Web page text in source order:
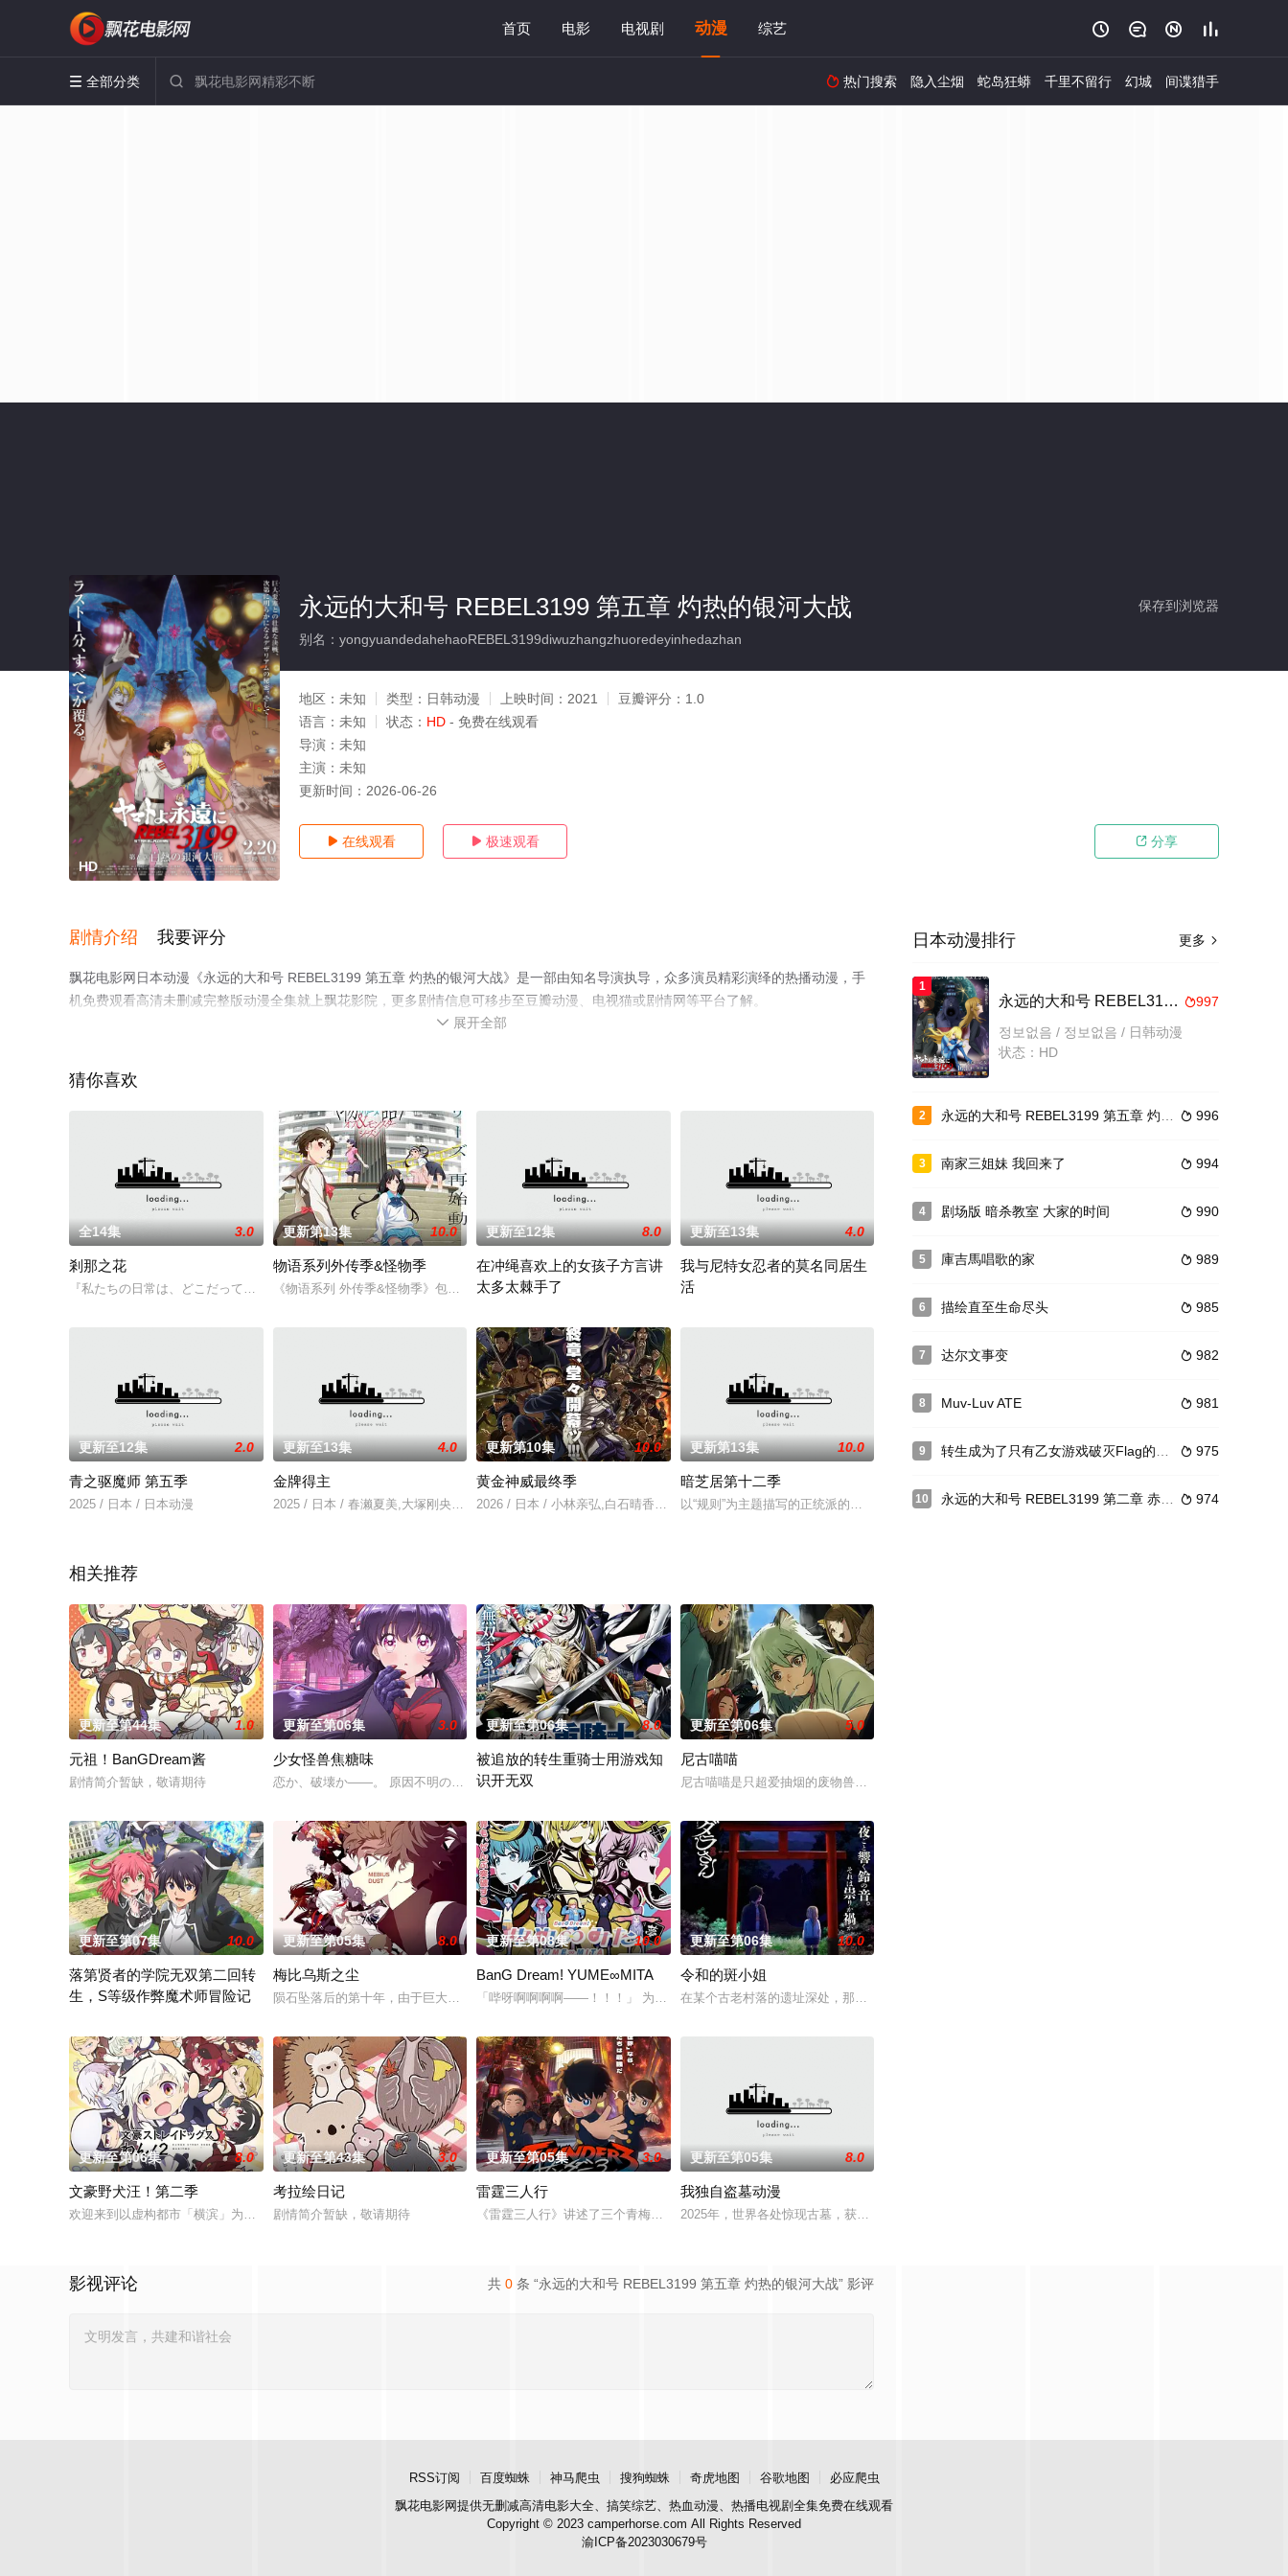
首页 电影 电视剧 动漫 综艺    
 全部分类   热门搜索 隐入尘烟 蛇岛狂蟒 千里不留行 幻城 间谍猎手
HD
保存到浏览器
永远的大和号 REBEL3199 第五章 灼热的银河大战
别名：yongyuandedahehaoREBEL3199diwuzhangzhuoredeyinhedazhan
地区： 未知 类型： 日韩动漫 上映时间： 2021 豆瓣评分： 1.0
语言： 未知 状态： HD - 免费在线观看
导演： 未知
主演： 未知
更新时间： 2026-06-26
 在线观看  极速观看  分享
剧情介绍 我要评分
飘花电影网日本动漫《永远的大和号 REBEL3199 第五章 灼热的银河大战》是一部由知名导演执导，众多演员精彩演绎的热播动漫，手
机免费观看高清未删减完整版动漫全集就上飘花影院，更多剧情信息可移步至豆瓣动漫、电视猫或剧情网等平台了解。
 展开全部
猜你喜欢
全14集 3.0
剎那之花
『私たちの日常は、どこだって楽しい』「好きな子がめがねを忘れた」「デキる猫は今日も憂鬱」のGoHandsが贈る新アニメプロジェクト！「もめ
更新第13集 10.0
物语系列外传季&怪物季
《物语系列 外传季&怪物季》包含了「愚物语」、「业物语」、「抚物语」、「结物语」等番外篇,以及「忍物语」、「宵物语」、「余物语」、
更新至12集 8.0
在冲绳喜欢上的女孩子方言讲
太多太棘手了
沖縄に転校した中村照秋（てーるー）は、同じクラスの喜屋武さんを好きになった。これで夢の高校生活が始まる…！と思いきや、彼女の話す
更新至13集 4.0
我与尼特女忍者的莫名同居生
活
平凡なサラリーマン・安海政を妖魔から守護するべく、居候を条件に主従契約を結んだ天才くノ一・出浦
更新至12集 2.0
青之驱魔师 第五季
2025 / 日本 / 日本动漫
更新至13集 4.0
金牌得主
2025 / 日本 / 春濑夏美,大塚刚央,市之濑加那,内田雄马
更新第10集 10.0
黄金神威最终季
2026 / 日本 / 小林亲弘,白石晴香,伊藤健太郎
更新第13集 10.0
暗芝居第十二季
以“规则”为主题描写的正统派的日本恐怖描写，以及各种无法预测的恐怖演出，让人背脊发冷!昭和复古连环画
相关推荐
更新至第44集 1.0
元祖！BanGDream酱
剧情简介暂缺，敬请期待
更新至第06集 3.0
少女怪兽焦糖味
恋か、破壊か――。 原因不明の病に悩まされている女子高生・赤石黒絵（ク
更新至第06集 8.0
被追放的转生重骑士用游戏知
识开无双
更新至第06集 5.0
尼古喵喵
尼古喵喵是只超爱抽烟的废物兽人！ 因为缺乏伦理与卫生观念，不是把烟头往
更新至第07集 10.0
落第贤者的学院无双第二回转
生，S等级作弊魔术师冒险记
更新至第05集 8.0
梅比乌斯之尘
陨石坠落后的第十年，由于巨大结晶释放出的神秘粒子“梅比乌斯之尘”的影响，一部分孩子获得了名为“拉姆斯”的特殊能力。这些特殊能力者由于生存范
更新至第08集 10.0
BanG Dream! YUME∞MITA
「哔呀啊啊啊啊——！！！」 为了乐团出道而突然集结的团员们！
更新至第06集 10.0
令和的斑小姐
在某个古老村落的遗址深处，那一片禁止入内的区域里，存在着被口口相传为“窥之生厄、亵之招祟”的“不可触
更新至第06集 8.0
文豪野犬汪！第二季
欢迎来到以虚构都市「横滨」为舞台，一众如同疯跑乱咬、四处乱窜的迷途犬们，热热闹闹、鸡飞狗跳的日常世界！
更新至第43集 3.0
考拉绘日记
剧情简介暂缺，敬请期待
更新至第05集 3.0
雷霆三人行
《雷霆三人行》讲述了三个青梅竹马的挚友拼命寻找失踪少女的故事。本剧集围绕着平凡的中学生平太郎和两个好友燕和广志展开，三人被称为“小
更新至第05集 8.0
我独自盗墓动漫
2025年，世界各处惊现古墓，获得墓中“宝物”之人便能获得先人的异能，全世界为获得宝物而疯狂。无往不利
共 0 条 “永远的大和号 REBEL3199 第五章 灼热的银河大战” 影评
影视评论
更多 
日本动漫排行
1
997
永远的大和号 REBEL3199 第四章 水色之少女
정보없음 / 정보없음 / 日韩动漫
状态：HD
2  996
永远的大和号 REBEL3199 第五章 灼热的银河大战
3  994
南家三姐妹 我回来了
4  990
剧场版 暗杀教室 大家的时间
5  989
庫吉馬唱歌的家
6  985
描绘直至生命尽头
7  982
达尔文事变
8  981
Muv-Luv ATE
9  975
转生成为了只有乙女游戏破灭Flag的邪恶大小姐
10  974
永远的大和号 REBEL3199 第二章 赤日的出击
RSS订阅 百度蜘蛛 神马爬虫 搜狗蜘蛛 奇虎地图 谷歌地图
必应爬虫
飘花电影网提供无删减高清电影大全、搞笑综艺、热血动漫、热播电视剧全集免费在线观看
Copyright © 2023 camperhorse.com All Rights Reserved
渝ICP备2023030679号